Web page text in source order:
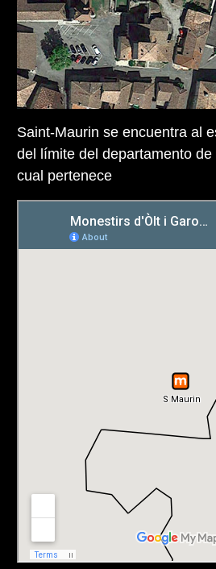
Saint-Maurin se encuentra al
del límite del departamento de
cual pertenece